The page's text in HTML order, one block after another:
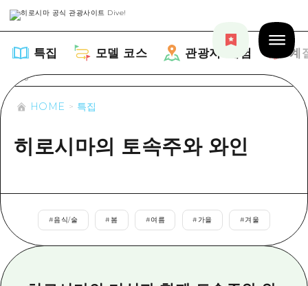
특집 모델 코스 관광지・체험 계
특집
목록
추천
아트
모델 코스
목록
HOME 특집
히로시마의 토속주와 와인
#음식/술 #봄 #여름 #가을 #겨울